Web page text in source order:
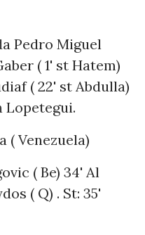
Pedro Miguel
( 1' st Hatem)
( 22' st Abdulla)
Lopetegui.
( Venezuela)
( Be) 34' Al
( Q) . St: 35'